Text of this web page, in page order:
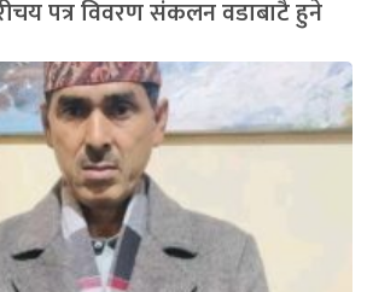
पत्र विवरण संकलन वडाबाटै हुने